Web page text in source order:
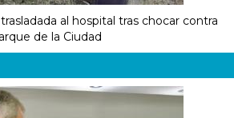
al hospital tras chocar contra
de la Ciudad